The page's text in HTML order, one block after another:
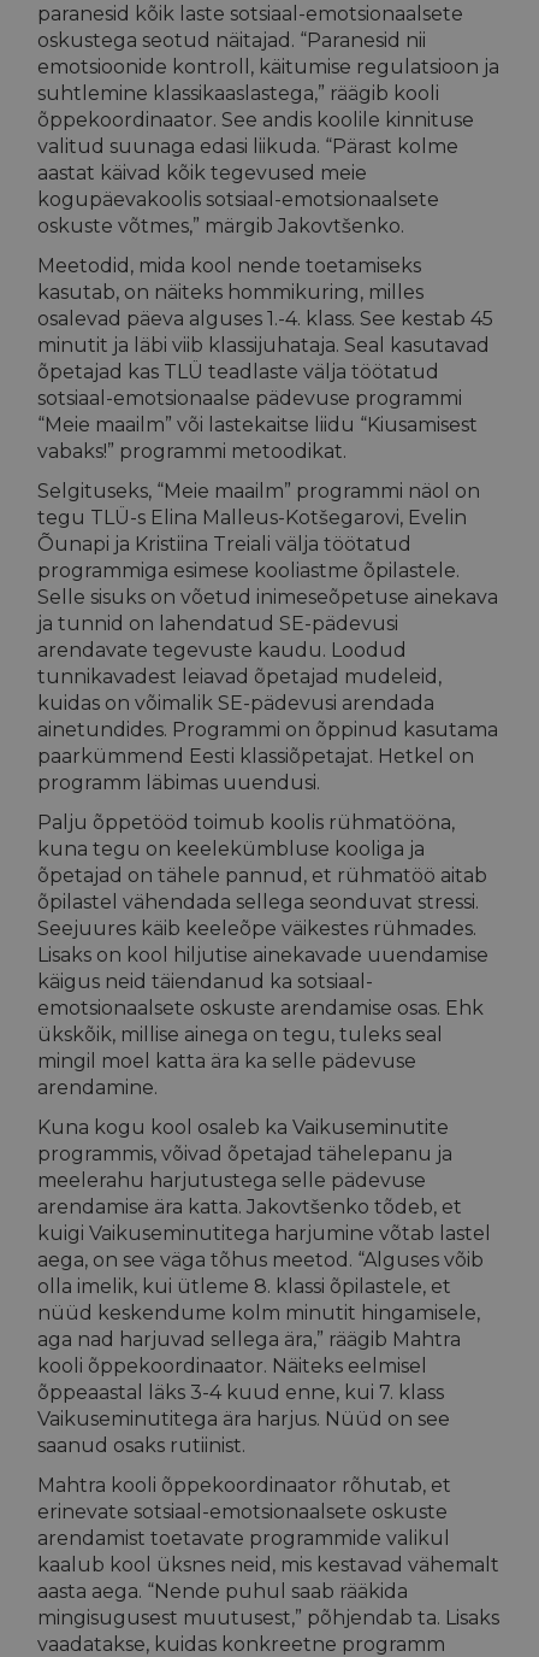
paranesid kõik laste sotsiaal-emotsionaalsete
oskustega seotud näitajad. “Paranesid nii
emotsioonide kontroll, käitumise regulatsioon ja
suhtlemine klassikaaslastega,” räägib kooli
õppekoordinaator. See andis koolile kinnituse
valitud suunaga edasi liikuda. “Pärast kolme
aastat käivad kõik tegevused meie
kogupäevakoolis sotsiaal-emotsionaalsete
oskuste võtmes,” märgib Jakovtšenko.
Meetodid, mida kool nende toetamiseks
kasutab, on näiteks hommikuring, milles
osalevad päeva alguses 1.-4. klass. See kestab 45
minutit ja läbi viib klassijuhataja. Seal kasutavad
õpetajad kas TLÜ teadlaste välja töötatud
sotsiaal-emotsionaalse pädevuse programmi
“Meie maailm” või lastekaitse liidu “Kiusamisest
vabaks!” programmi metoodikat.
Selgituseks, “Meie maailm” programmi näol on
tegu TLÜ-s Elina Malleus-Kotšegarovi, Evelin
Õunapi ja Kristiina Treiali välja töötatud
programmiga esimese kooliastme õpilastele.
Selle sisuks on võetud inimeseõpetuse ainekava
ja tunnid on lahendatud SE-pädevusi
arendavate tegevuste kaudu. Loodud
tunnikavadest leiavad õpetajad mudeleid,
kuidas on võimalik SE-pädevusi arendada
ainetundides. Programmi on õppinud kasutama
paarkümmend Eesti klassiõpetajat. Hetkel on
programm läbimas uuendusi.
Palju õppetööd toimub koolis rühmatööna,
kuna tegu on keelekümbluse kooliga ja
õpetajad on tähele pannud, et rühmatöö aitab
õpilastel vähendada sellega seonduvat stressi.
Seejuures käib keeleõpe väikestes rühmades.
Lisaks on kool hiljutise ainekavade uuendamise
käigus neid täiendanud ka sotsiaal-
emotsionaalsete oskuste arendamise osas. Ehk
ükskõik, millise ainega on tegu, tuleks seal
mingil moel katta ära ka selle pädevuse
arendamine.
Kuna kogu kool osaleb ka Vaikuseminutite
programmis, võivad õpetajad tähelepanu ja
meelerahu harjutustega selle pädevuse
arendamise ära katta. Jakovtšenko tõdeb, et
kuigi Vaikuseminutitega harjumine võtab lastel
aega, on see väga tõhus meetod. “Alguses võib
olla imelik, kui ütleme 8. klassi õpilastele, et
nüüd keskendume kolm minutit hingamisele,
aga nad harjuvad sellega ära,” räägib Mahtra
kooli õppekoordinaator. Näiteks eelmisel
õppeaastal läks 3-4 kuud enne, kui 7. klass
Vaikuseminutitega ära harjus. Nüüd on see
saanud osaks rutiinist.
Mahtra kooli õppekoordinaator rõhutab, et
erinevate sotsiaal-emotsionaalsete oskuste
arendamist toetavate programmide valikul
kaalub kool üksnes neid, mis kestavad vähemalt
aasta aega. “Nende puhul saab rääkida
mingisugusest muutusest,” põhjendab ta. Lisaks
vaadatakse, kuidas konkreetne programm